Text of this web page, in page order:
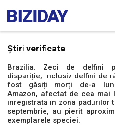
Știri verificate
Brazilia. Zeci de delfini
dispariție, inclusiv delfini de
fost găsiți morți de-a
Amazon, afectat de cea mai
înregistrată în zona pădurilor
septembrie, au pierit
exemplarele speciei.